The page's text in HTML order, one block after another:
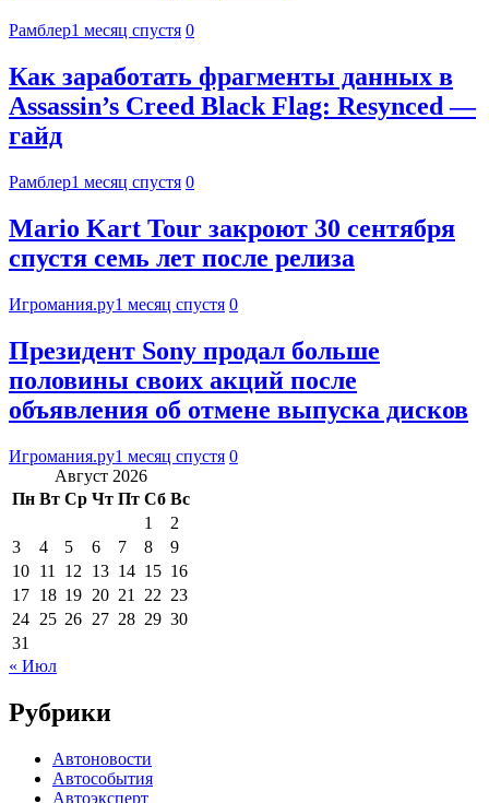
Рамблер1 месяц спустя 0
Как заработать фрагменты данных в
Assassin’s Creed Black Flag: Resynced —
гайд
Рамблер1 месяц спустя 0
Mario Kart Tour закроют 30 сентября
спустя семь лет после релиза
Игромания.ру1 месяц спустя 0
Президент Sony продал больше
половины своих акций после
объявления об отмене выпуска дисков
Игромания.ру1 месяц спустя 0
Август 2026
Пн Вт Ср Чт Пт Сб Вс
1
2
3
4 5 6 7 8
9
10 11 12 13 14 15 16
17 18 19 20 21 22 23
24 25 26 27 28 29 30
31
« Июл
Рубрики
Автоновости
Автособытия
Автоэксперт